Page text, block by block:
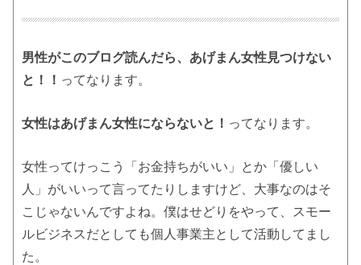
男性がこのブログ読んだら、あげまん女性見つけない
と！！ ってなります。
女性はあげまん女性にならないと！ ってなります。
女性ってけっこう「お金持ちがいい」とか「優しい
人」がいいって言ってたりしますけど、大事なのはそ
こじゃないんですよね。僕はせどりをやって、スモー
ルビジネスだとしても個人事業主として活動してまし
た。